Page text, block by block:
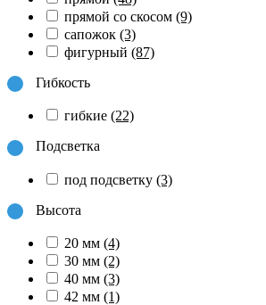
прямой со скосом (9)
сапожок (3)
фигурный (87)
Гибкость
гибкие (22)
Подсветка
под подсветку (3)
Высота
20 мм (4)
30 мм (2)
40 мм (3)
42 мм (1)